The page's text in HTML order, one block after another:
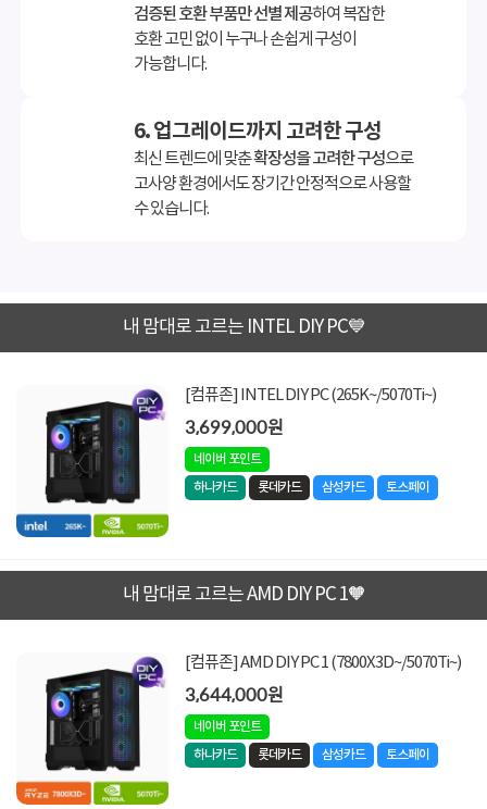
검증된 호환 부품만 선별 제공하여 복잡한
호환 고민 없이 누구나 손쉽게 구성이
가능합니다.
6. 업그레이드까지 고려한 구성
최신 트렌드에 맞춘확장성을 고려한 구성으로
고사양 환경에서도 장기간 안정적으로 사용할
수 있습니다.
내 맘대로 고르는 INTEL DIY PC💙
[컴퓨존] INTEL DIY PC (265K~/5070Ti~)
3,699,000원
네이버 포인트
하나카드
롯데카드 삼성카드 토스페이
내 맘대로 고르는 AMD DIY PC 1🧡
[컴퓨존] AMD DIY PC 1 (7800X3D~/5070Ti~)
3,644,000원
네이버 포인트
하나카드
롯데카드 삼성카드 토스페이